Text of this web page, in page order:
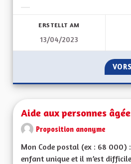
ERSTELLT AM
13/04/2023
Aide aux personnes
Proposition anonyme
Mon Code postal (ex : 68 000)
enfant unique et il m’est